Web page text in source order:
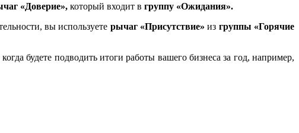
«Доверие», который входит в группу «Ожидания».
вы используете рычаг «Присутствие» из группы «Горячие
будете подводить итоги работы вашего бизнеса за год, например,